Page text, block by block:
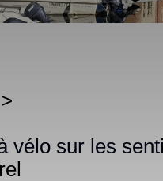
>
vélo sur les